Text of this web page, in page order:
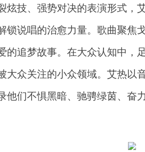
炫技、强势对决的表演形式，
锁说唱的治愈力量。歌曲聚焦
的追梦故事。在大众认知中，
大众关注的小众领域。艾热以
他们不惧黑暗、驰骋绿茵、奋